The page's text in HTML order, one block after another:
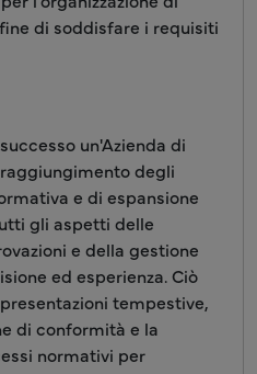
di soddisfare i requisiti
un'Azienda di
degli
e di espansione
gli aspetti delle
e della gestione
ed esperienza. Ciò
tempestive,
di conformità e la
normativi per